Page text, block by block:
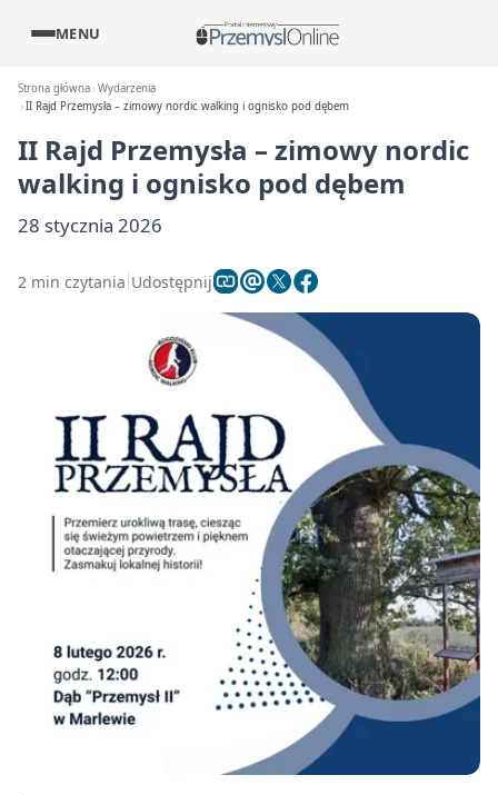
MENU
Strona główna Wydarzenia
II Rajd Przemysła – zimowy nordic walking i ognisko pod dębem
II Rajd Przemysła – zimowy nordic
walking i ognisko pod dębem
28 stycznia 2026
2 min czytania Udostępnij